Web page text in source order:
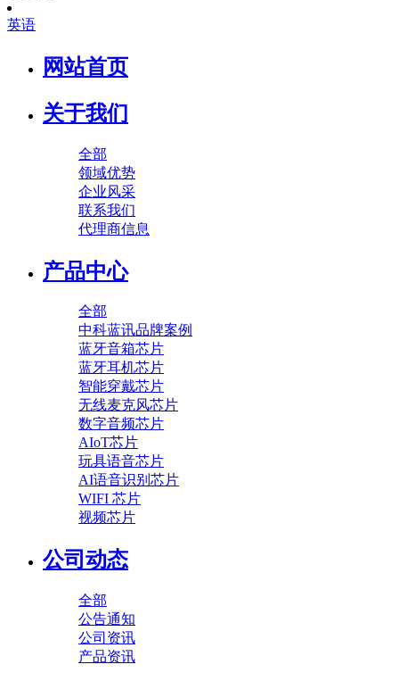
英语
网站首页
关于我们
全部
领域优势
企业风采
联系我们
代理商信息
产品中心
全部
中科蓝讯品牌案例
蓝牙音箱芯片
蓝牙耳机芯片
智能穿戴芯片
无线麦克风芯片
数字音频芯片
AIoT芯片
玩具语音芯片
AI语音识别芯片
WIFI 芯片
视频芯片
公司动态
全部
公告通知
公司资讯
产品资讯